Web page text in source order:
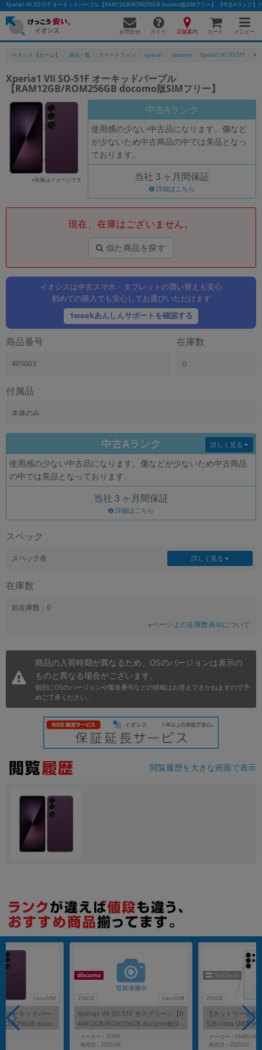
Xperia1 VII SO-51F オーキッドパープル【RAM12GB/ROM256GB docomo版SIMフリー】 【中古Aランク
お問合せ ガイド 店舗案内 カート メニュー
イオシス 【ホーム】 商品一覧 スマートフォン xperia1 docomo Xperia1 VII SO-51F
Xperia1 VII SO-51F オーキッドパープル
【RAM12GB/ROM256GB docomo版SIMフリー】
※画像はイメージです
中古Aランク
使用感の少ない中古品になります。傷など
が少ないため中古商品の中では美品となっ
ております。
当社３ヶ月間保証
詳細はこちら
現在、在庫はございません。
似た商品を探す
イオシスは中古スマホ・タブレットの買い替えも安心
初めての購入でも安心してお選びいただけます
1weekあんしんサポートを確認する
商品番号
405063
在庫数
0
付属品
本体のみ
中古Aランク
使用感の少ない中古品になります。傷などが少ないため中古商品
の中では美品となっております。
詳しく見る
当社３ヶ月間保証
詳細はこちら
スペック
スペック表 詳しく見る
在庫数
総在庫数：0
※ページ上の在庫数表示について
商品の入荷時期が異なるため、OSのバージョンは表示の
ものと異なる場合がございます。
個別にOSのバージョンや製造番号などの情報はお答えできかねますので予
めご了承ください。
閲覧履歴を大きな画面で表示
nanoSIM
オーキッドパー
doco
256GB nanoSIM
Xperia1 VII SO-51F モスグリーン【R
AM12GB/ROM256GB docomo版SI
Mフリー】
メーカー：SONY
発売日：2025/06
256GB
【ネットワーク
S26 Ultra SM-
【SoftBank版
メーカー：SAMSUNG
発売日：2025/02
かんたんパソコン検索に切り替える
フリーワード
除外ワード
人気の検索ワード： Let's note
「スマートフォン」「タブレット」など
メーカー
製造、販売メーカーの絞り込み
機能・特徴
商品の搭載機能による絞り込み
商品状態の絞り込み
CPUの絞り込み
OS
メモリ
円 ～ 円
各項目のチェックボックスは「or検索」となります。
ただし機能別のみ「and検索」となります。